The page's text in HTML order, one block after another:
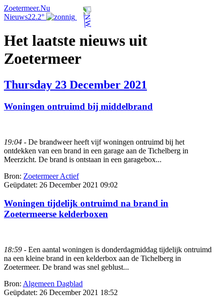
Zoetermeer.Nu
Nieuws22.2°
Het laatste nieuws uit
Zoetermeer
Thursday 23 December 2021
Woningen ontruimd bij middelbrand
19:04 - De brandweer heeft vijf woningen ontruimd bij het
ontdekken van een brand in een garage aan de Tichelberg in
Meerzicht. De brand is ontstaan in een garagebox...
Bron: Zoetermeer Actief
Geüpdatet: 26 December 2021 09:02
Woningen tijdelijk ontruimd na brand in
Zoetermeerse kelderboxen
18:59 - Een aantal woningen is donderdagmiddag tijdelijk ontruimd
na een kleine brand in een kelderbox aan de Tichelberg in
Zoetermeer. De brand was snel geblust...
Bron: Algemeen Dagblad
Geüpdatet: 26 December 2021 18:52